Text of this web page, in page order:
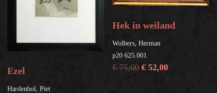
Ezel
Hardenbol, Piet
Hek in weiland
Wolbers, Herman
p20 625.001
€75,00 € 52,00